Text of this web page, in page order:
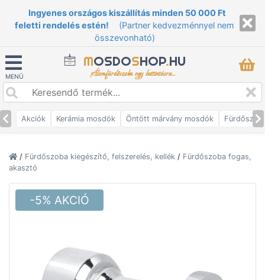
Ingyenes országos kiszállítás minden 50 000 Ft
feletti rendelés estén!
(Partner kedvezménnyel nem
összevonható)
MENÜ
MOSDOSHOP.HU
Álomfürdőszoba egy kattintásra...
Akciók Kerámia mosdók Öntött márvány mosdók
/ Fürdőszoba kiegészítő, felszerelés, kellék / Fürdőszoba fogas,
akasztó
-5% AKCIÓ